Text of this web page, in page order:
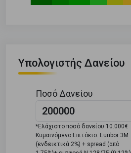
Υπολογιστής Δανείου
Ποσό Δανείου
*Ελάχιστο ποσό δανείου 10.000€
Κυμαινόμενο Επιτόκιο: Euribor 3M
(ενδεικτικά 2%) + spread (από